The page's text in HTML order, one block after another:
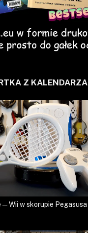
Z KALENDARZA
Wii w skorupie Pegasusa